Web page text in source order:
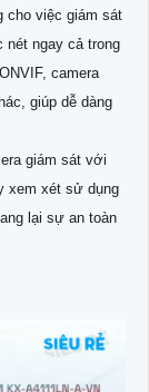
cho việc giám sát
nét ngay cả trong
camera
giúp dễ dàng
giám sát với
xem xét sử dụng
lại sự an toàn